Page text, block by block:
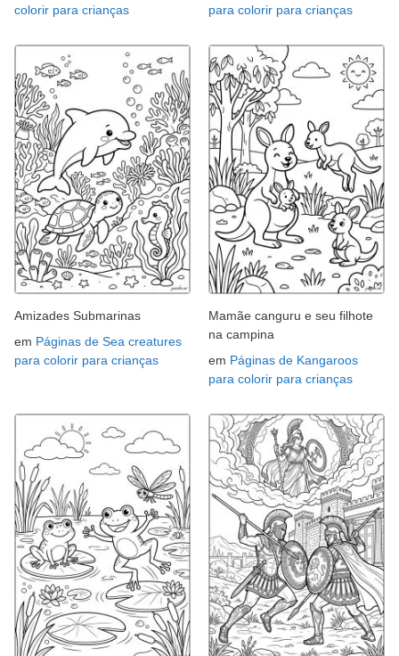
colorir para crianças
para colorir para crianças
Amizades Submarinas
em Páginas de Sea creatures
para colorir para crianças
Mamãe canguru e seu filhote
na campina
em Páginas de Kangaroos
para colorir para crianças